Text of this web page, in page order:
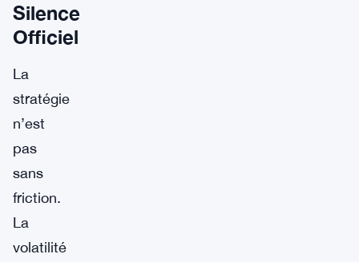
Silence
Officiel
La
stratégie
n’est
pas
sans
friction.
La
volatilité